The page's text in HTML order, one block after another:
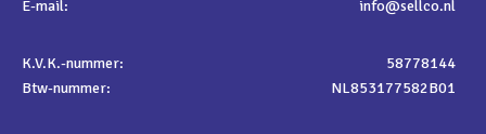
E-mail:
info@sellco.nl
K.V.K.-nummer:
58778144
Btw-nummer:
NL853177582B01